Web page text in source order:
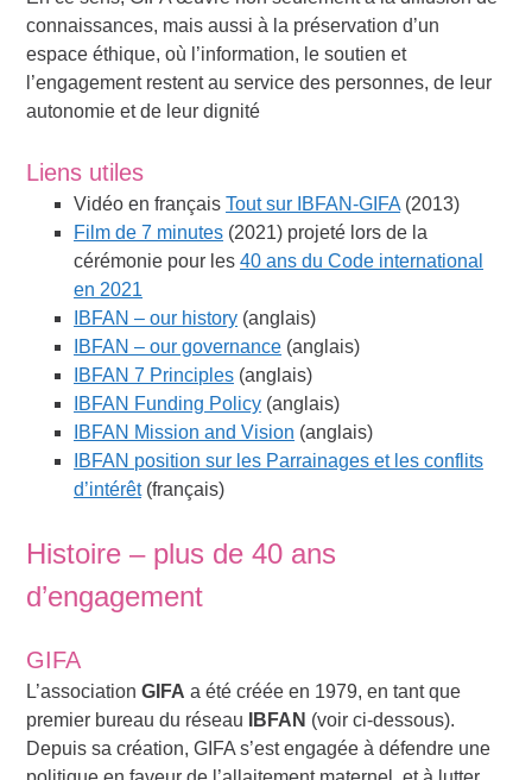
connaissances, mais aussi à la préservation d’un
espace éthique, où l’information, le soutien et
l’engagement restent au service des personnes, de leur
autonomie et de leur dignité
Liens utiles
Vidéo en françaisTout sur IBFAN-GIFA (2013)
Film de 7 minutes (2021) projeté lors de la
cérémonie pour les40 ans du Code international
en 2021
IBFAN – our history (anglais)
IBFAN – our governance (anglais)
IBFAN 7 Principles (anglais)
IBFAN Funding Policy (anglais)
IBFAN Mission and Vision (anglais)
IBFAN position sur les Parrainages et les conflits
d’intérêt(français)
Histoire – plus de 40 ans
d’engagement
GIFA
L’associationGIFA a été créée en 1979, en tant que
premier bureau du réseau
IBFAN (voir ci-dessous).
Depuis sa création, GIFA s’est engagée à défendre une